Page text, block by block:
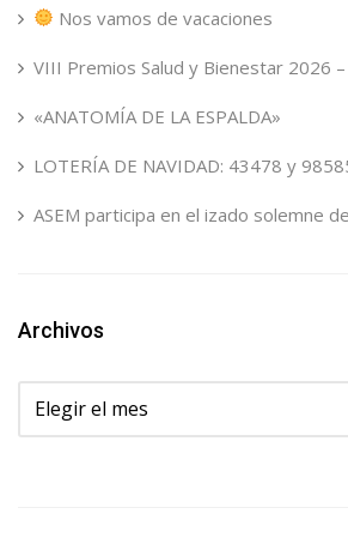
Nos vamos de vacaciones
VIII Premios Salud y Bienestar 2026 –
«ANATOMÍA DE LA ESPALDA»
LOTERÍA DE NAVIDAD: 43478 y
ASEM participa en el izado solemne
Archivos
Archivos